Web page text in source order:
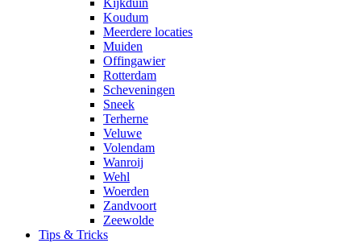
Kijkduin
Koudum
Meerdere locaties
Muiden
Offingawier
Rotterdam
Scheveningen
Sneek
Terherne
Veluwe
Volendam
Wanroij
Wehl
Woerden
Zandvoort
Zeewolde
Tips & Tricks